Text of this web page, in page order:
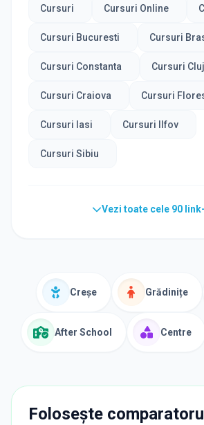
Cursuri Cursuri Online
Cursuri Bucuresti Cursuri
Cursuri Constanta Cursuri
Cursuri Craiova Cursuri
Cursuri Iasi Cursuri Ilfov
Cursuri Sibiu
Vezi toate cele 90
Creșe Grădinițe
After School Centre
Folosește